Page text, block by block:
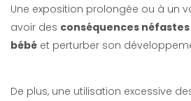
Une exposition prolongée ou à un
avoir des conséquences néfastes
bébé et perturber son
De plus, une utilisation excessive